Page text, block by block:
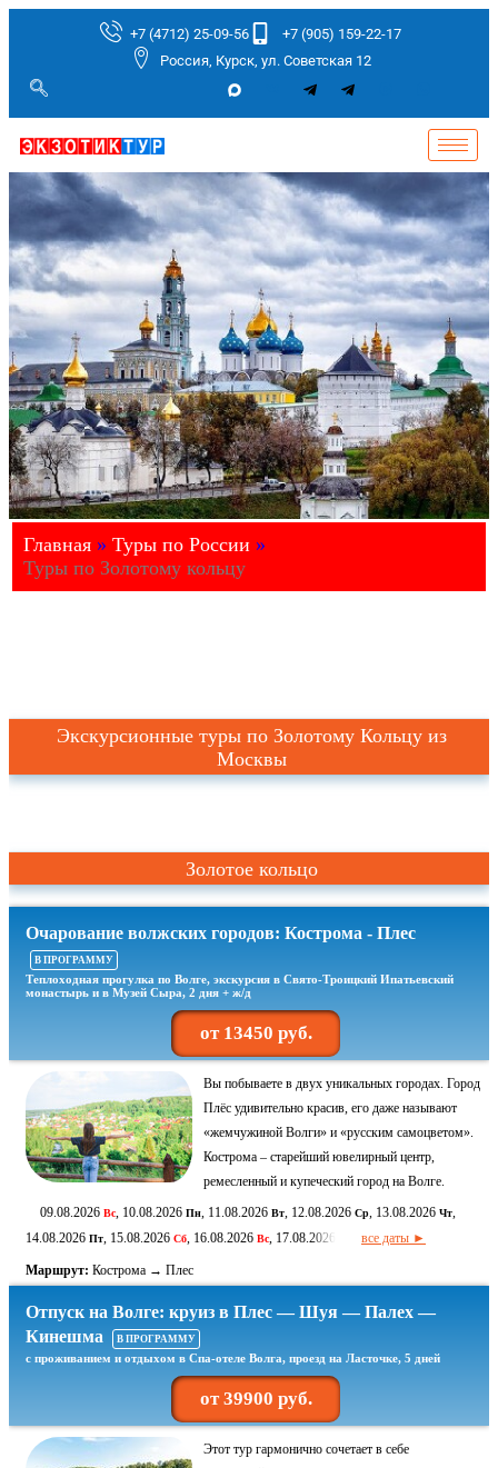
+7 (4712) 25-09-56
+7 (905) 159-22-17
Россия, Курск, ул. Советская 12
Главная » Туры по России »
Туры по Золотому кольцу